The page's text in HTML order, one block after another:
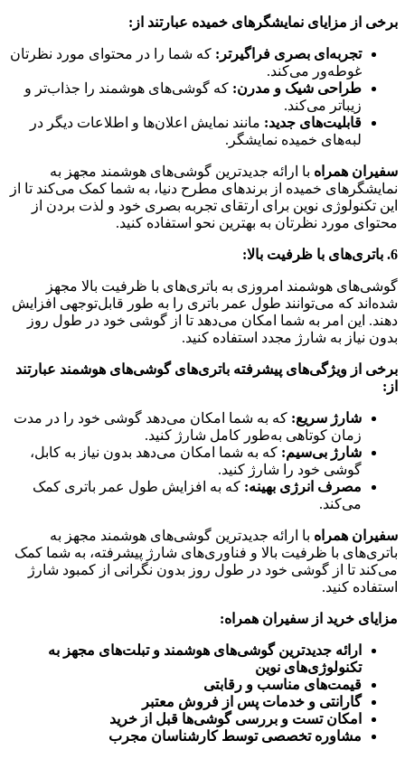
برخی از مزایای نمایشگرهای خمیده عبارتند از:
تجربه‌ای بصری فراگیرتر: که شما را در محتوای مورد نظرتان
غوطه‌ور می‌کند.
طراحی شیک و مدرن: که گوشی‌های هوشمند را جذاب‌تر و
زیباتر می‌کند.
قابلیت‌های جدید: مانند نمایش اعلان‌ها و اطلاعات دیگر در
لبه‌های خمیده نمایشگر.
سفیران همراه با ارائه جدیدترین گوشی‌های هوشمند مجهز به
نمایشگرهای خمیده از برندهای مطرح دنیا، به شما کمک می‌کند تا از
این تکنولوژی نوین برای ارتقای تجربه بصری خود و لذت بردن از
محتوای مورد نظرتان به بهترین نحو استفاده کنید.
6. باتری‌های با ظرفیت بالا:
گوشی‌های هوشمند امروزی به باتری‌های با ظرفیت بالا مجهز
شده‌اند که می‌توانند طول عمر باتری را به طور قابل‌توجهی افزایش
دهند. این امر به شما امکان می‌دهد تا از گوشی خود در طول روز
بدون نیاز به شارژ مجدد استفاده کنید.
برخی از ویژگی‌های پیشرفته باتری‌های گوشی‌های هوشمند عبارتند
از:
شارژ سریع: که به شما امکان می‌دهد گوشی خود را در مدت
زمان کوتاهی به‌طور کامل شارژ کنید.
شارژ بی‌سیم: که به شما امکان می‌دهد بدون نیاز به کابل،
گوشی خود را شارژ کنید.
مصرف انرژی بهینه: که به افزایش طول عمر باتری کمک
می‌کند.
سفیران همراه با ارائه جدیدترین گوشی‌های هوشمند مجهز به
باتری‌های با ظرفیت بالا و فناوری‌های شارژ پیشرفته، به شما کمک
می‌کند تا از گوشی خود در طول روز بدون نگرانی از کمبود شارژ
استفاده کنید.
مزایای خرید از سفیران همراه:
ارائه جدیدترین گوشی‌های هوشمند و تبلت‌های مجهز به
تکنولوژی‌های نوین
قیمت‌های مناسب و رقابتی
گارانتی و خدمات پس از فروش معتبر
امکان تست و بررسی گوشی‌ها قبل از خرید
مشاوره تخصصی توسط کارشناسان مجرب